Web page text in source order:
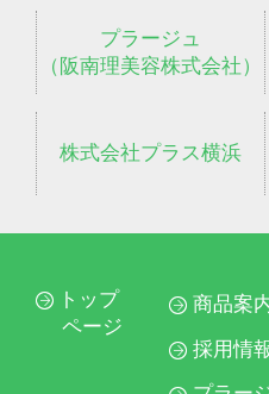
プラージュ
（阪南理美容株式会社）
株式会社プラス横浜
トップ
ページ
商品案
採用情